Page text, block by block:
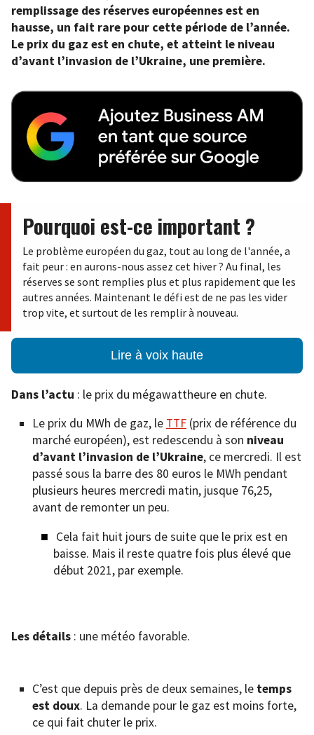
remplissage des réserves européennes est en
hausse, un fait rare pour cette période de l’année.
Le prix du gaz est en chute, et atteint le niveau
d’avant l’invasion de l’Ukraine, une première.
Pourquoi est-ce important ?
Le problème européen du gaz, tout au long de l'année, a
fait peur : en aurons-nous assez cet hiver ? Au final, les
réserves se sont remplies plus et plus rapidement que les
autres années. Maintenant le défi est de ne pas les vider
trop vite, et surtout de les remplir à nouveau.
Lire à voix haute
Dans l’actu : le prix du mégawattheure en chute.
Le prix du MWh de gaz, le TTF (prix de référence du
marché européen), est redescendu à son niveau
d’avant l’invasion de l’Ukraine, ce mercredi. Il est
passé sous la barre des 80 euros le MWh pendant
plusieurs heures mercredi matin, jusque 76,25,
avant de remonter un peu.
Cela fait huit jours de suite que le prix est en
baisse. Mais il reste quatre fois plus élevé que
début 2021, par exemple.
Les détails : une météo favorable.
C’est que depuis près de deux semaines, le temps
est doux. La demande pour le gaz est moins forte,
ce qui fait chuter le prix.